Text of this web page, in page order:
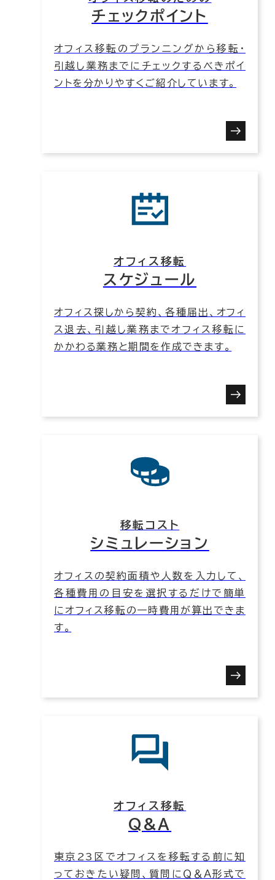
チェックポイント
オフィス移転のプランニングから移転・
引越し業務までにチェックするべきポイ
ントを分かりやすくご紹介しています。
オフィス移転
スケジュール
オフィス探しから契約、各種届出、オフィ
ス退去、引越し業務までオフィス移転に
かかわる業務と期間を作成できます。
移転コスト
シミュレーション
オフィスの契約面積や人数を入力して、
各種費用の目安を選択するだけで簡単
にオフィス移転の一時費用が算出できま
す。
オフィス移転
Q&A
東京23区でオフィスを移転する前に知
っておきたい疑問、質問にＱ＆Ａ形式で